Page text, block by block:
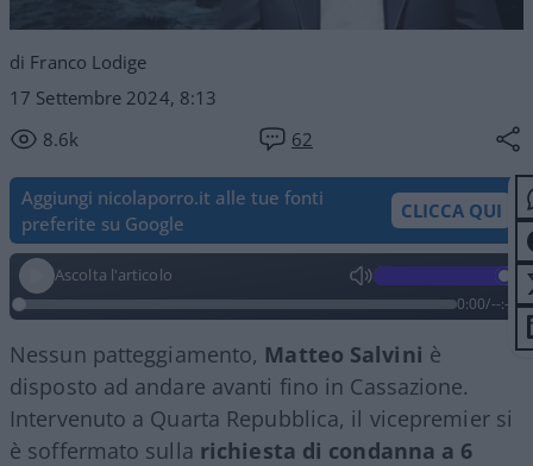
di Franco Lodige
17 Settembre 2024, 8:13
8.6k
62
Aggiungi nicolaporro.it alle tue fonti
preferite su Google
CLICCA QUI
Ascolta l'articolo
0:00/--:--
Nessun patteggiamento, Matteo Salvini è
disposto ad andare avanti fino in Cassazione.
Intervenuto a Quarta Repubblica, il vicepremier si
è soffermato sulla richiesta di condanna a 6